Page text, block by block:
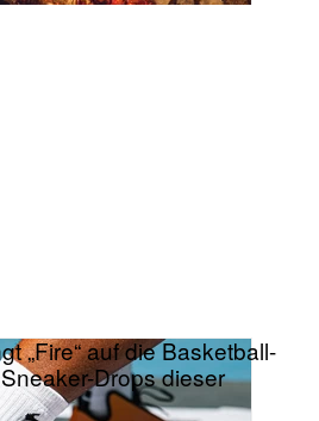
„Fire“ auf die Basketball-
Drops dieser